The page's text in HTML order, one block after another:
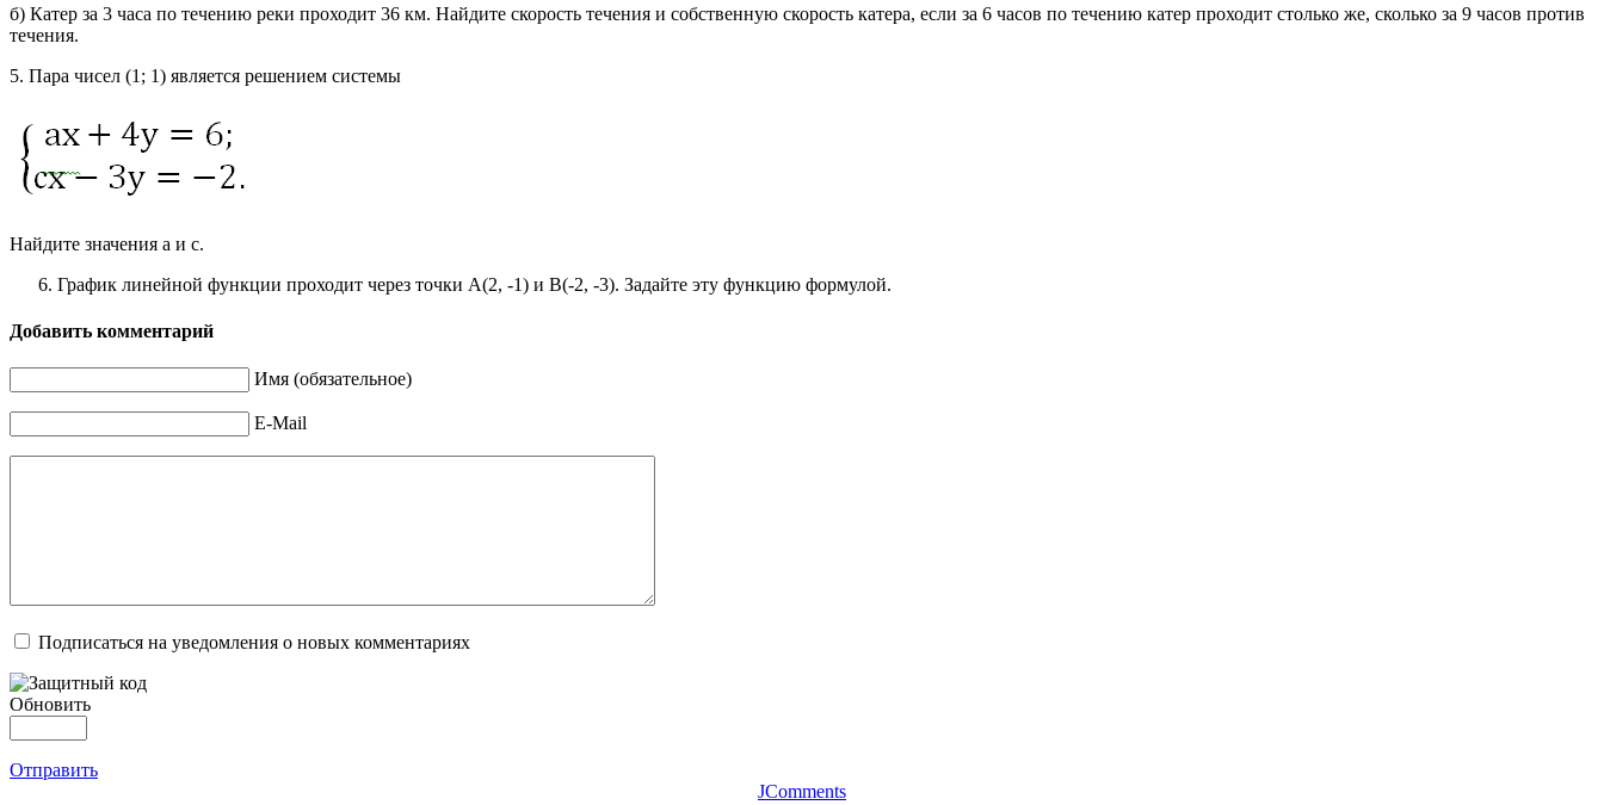
б) Катер за 3 часа по течению реки проходит 36 км. Найдите скорость течения и собственную скорость катера, если за 6 часов по течению катер проходит столько же, сколько за 9 часов против
течения.
5. Пара чисел (1; 1) является решением системы
Найдите значения а и с.
График линейной функции проходит через точки А(2, -1) и В(-2, -3). Задайте эту функцию формулой.
Добавить комментарий
Имя (обязательное)
E-Mail
Подписаться на уведомления о новых комментариях
Обновить
Отправить
JComments